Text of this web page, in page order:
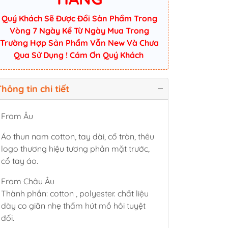
Quý Khách Sẽ Được Đổi Sản Phẩm Trong
Vòng 7 Ngày Kể Từ Ngày Mua Trong
Trường Hợp Sản Phẩm Vẫn New Và Chưa
Qua Sử Dụng ! Cám Ơn Quý Khách
tin chi tiết
From Âu
Áo thun nam cotton, tay dài, cổ tròn, thêu
logo thương hiệu tương phản mặt trước,
cổ tay áo.
From Châu Âu
Thành phần: cotton , polyester. chất liệu
dày co giãn nhẹ thấm hút mồ hôi tuyệt
đối.